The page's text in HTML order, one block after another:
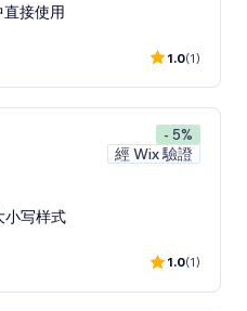
接使用
1.0(1)
- 5%
經 Wix 驗證
小写样式
1.0(1)